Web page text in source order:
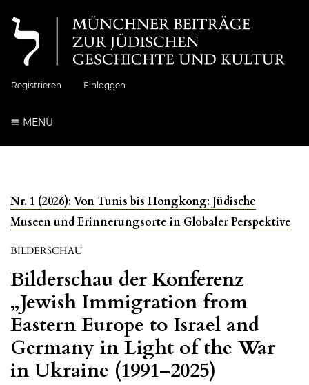
Registrieren Einloggen
MENÜ
Nr. 1 (2026): Von Tunis bis Hongkong: Jüdische
Museen und Erinnerungsorte in Globaler Perspektive
BILDERSCHAU
Bilderschau der Konferenz
„Jewish Immigration from
Eastern Europe to Israel and
Germany in Light of the War
in Ukraine (1991–2025)